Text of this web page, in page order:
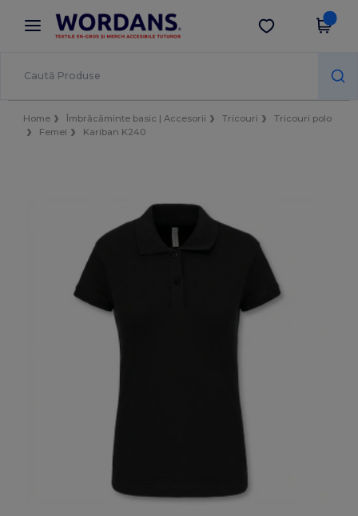
× Aplicația Wordans
Prețuri mai bune în aplicație!
Descarcă app
Home Îmbrăcăminte basic | Accesorii Tricouri
Tricouri polo
Femei
Kariban K240